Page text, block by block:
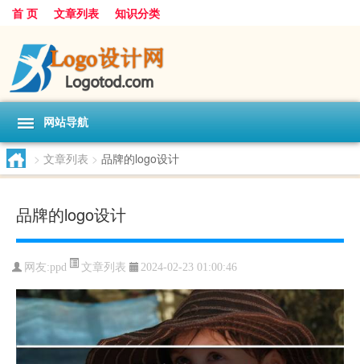
首 页 文章列表 知识分类
网站导航
> 文章列表 > 品牌的logo设计
品牌的logo设计
网友:ppd 文章列表 2024-02-23 01:00:46